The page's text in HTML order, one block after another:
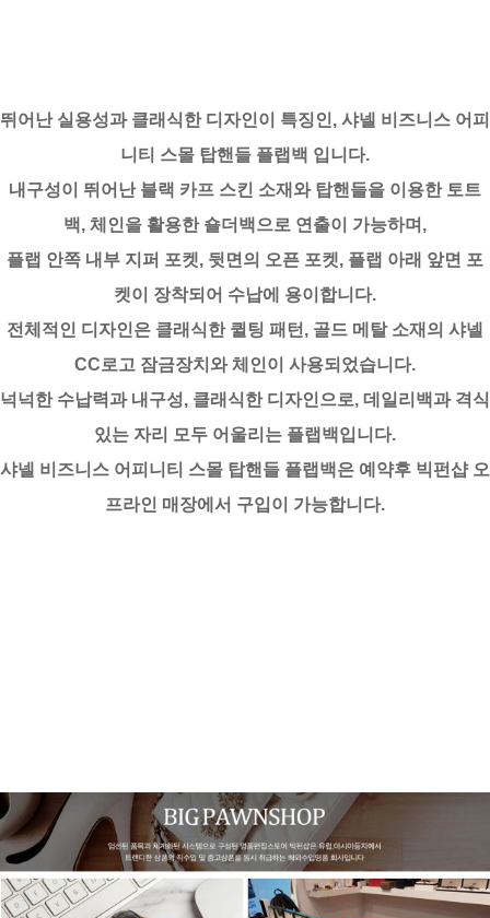
뛰어난 실용성과 클래식한 디자인이 특징인, 샤넬 비즈니스 어피
니티 스몰 탑핸들 플랩백 입니다.
내구성이 뛰어난 블랙 카프 스킨 소재와 탑핸들을 이용한 토트
백, 체인을 활용한 숄더백으로 연출이 가능하며,
플랩 안쪽 내부 지퍼 포켓, 뒷면의 오픈 포켓, 플랩 아래 앞면 포
켓이 장착되어 수납에 용이합니다.
전체적인 디자인은 클래식한 퀼팅 패턴, 골드 메탈 소재의 샤넬
CC로고 잠금장치와 체인이 사용되었습니다.
넉넉한 수납력과 내구성, 클래식한 디자인으로, 데일리백과 격식
있는 자리 모두 어울리는 플랩백입니다.
샤넬 비즈니스 어피니티 스몰 탑핸들 플랩백은 예약후 빅펀샵 오
프라인 매장에서 구입이 가능합니다.